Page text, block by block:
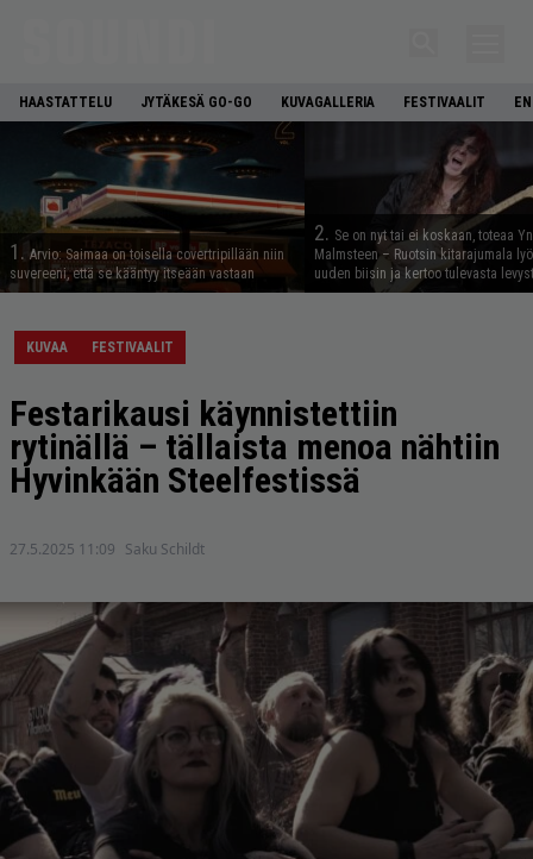
HAASTATTELU JYTÄKESÄ GO-GO KUVAGALLERIA FESTIVAALIT
1. Arvio: Saimaa on toisella covertripillään niin
suvereeni, että se kääntyy itseään vastaan
2. Se on nyt tai ei koskaan, toteaa
Malmsteen – Ruotsin kitarajumala
uuden biisin ja kertoo tulevasta
KUVAA FESTIVAALIT
Festarikausi käynnistettiin
rytinällä – tällaista menoa nähtiin
Hyvinkään Steelfestissä
27.5.2025 11:09 Saku Schildt